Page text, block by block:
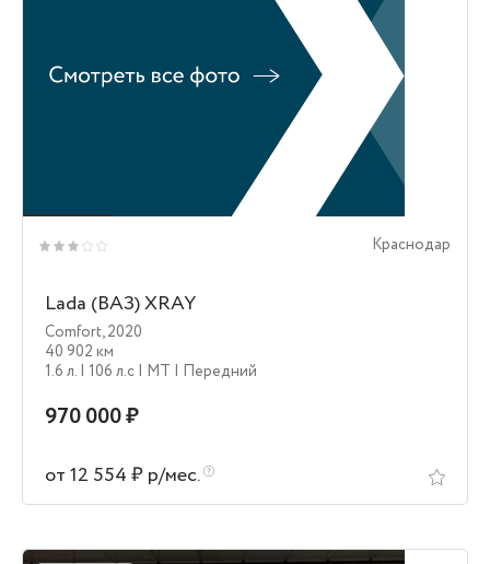
Краснодар
Lada (ВАЗ) XRAY
Comfort,2020
40 902 км
1.6 л. | 106 л.c | MT | Передний
970 000 ₽
от 12 554 ₽ р/мес.